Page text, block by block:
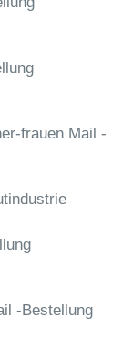
frauen Mail -
-Bestellung